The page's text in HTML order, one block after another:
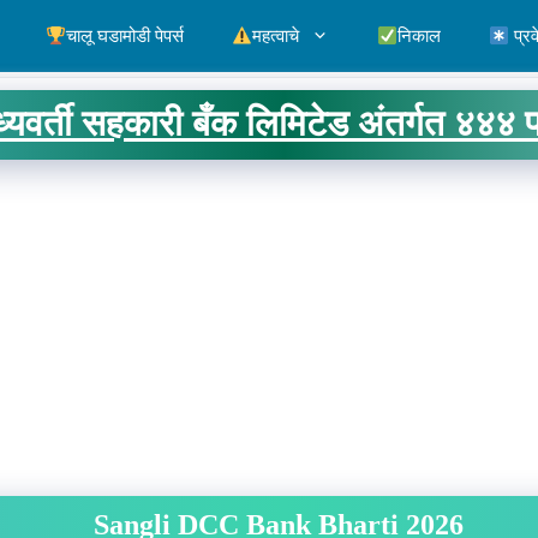
चालू घडामोडी पेपर्स महत्वाचे निकाल
सहकारी बँक लिमिटेड अंतर्गत
Sangli DCC Bank Bharti 2026